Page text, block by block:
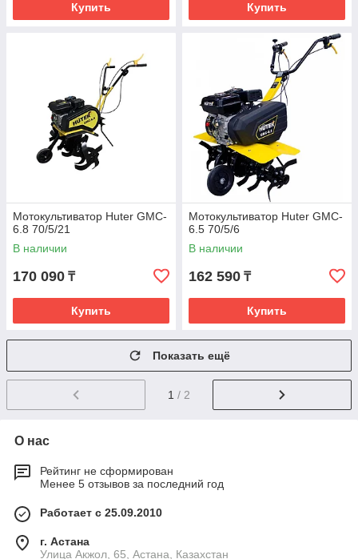
Купить Купить
Мотокультиватор Huter GMC-
6.8 70/5/21
В наличии
170 090 ₸
Купить
Мотокультиватор Huter GMC-
6.5 70/5/6
В наличии
162 590 ₸
Купить
Показать ещё
1 / 2
О нас
Рейтинг не сформирован
Менее 5 отзывов за последний год
Работает с 25.09.2010
г. Астана
Улица Акжол, 65, Астана, Казахстан